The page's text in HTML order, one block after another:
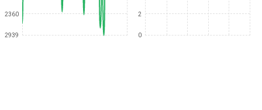
2360
2939
2
0